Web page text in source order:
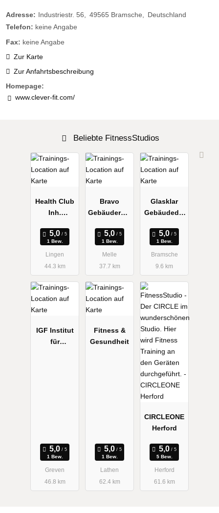
Adresse: Industriestr. 56 49565 Bramsche
Deutschland
Telefon: keine Angabe
Fax: keine Angabe
Zur Karte
Zur Anfahrtsbeschreibung
Homepage:
www.clever-fit.com/
Beliebte FitnessStudios
Health Club
Inh.
Greve
1 Bew.
Lingen
44.3 km
Bravo
Gebäuderein
1 Bew.
Melle
37.7 km
Glasklar
Gebäudedie
Bramsche
1 Bew.
Bramsche
9.6 km
IGF Institut
für
1 Bew.
Greven
46.8 km
Fitness &
Gesundheit
1 Bew.
Lathen
62.4 km
CIRCLEONE
Herford
5 Bew.
Herford
61.6 km